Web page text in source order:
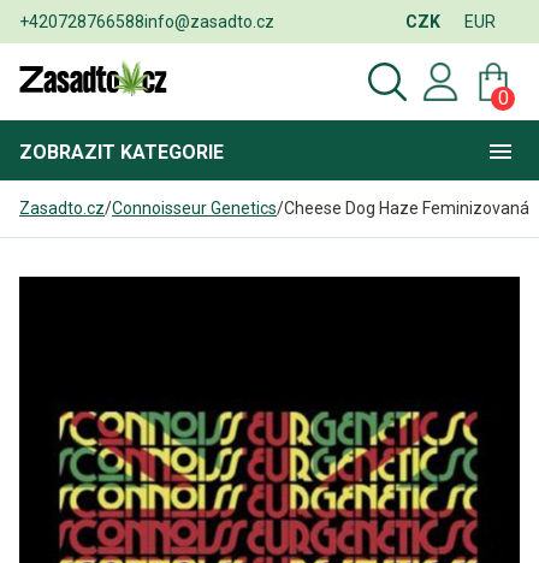
+420728766588info@zasadto.cz CZK EUR
0
ZOBRAZIT KATEGORIE
Zasadto.cz/Connoisseur Genetics/Cheese Dog Haze Feminizovaná